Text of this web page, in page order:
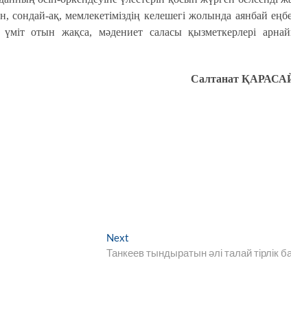
ақ, мемлекетіміздің келешегі жолында аянбай
үміт отын жақса, мәдениет саласы қызметкерлері
Салтанат
Next
post:
Танкеев тындыратын әлі талай тірлік